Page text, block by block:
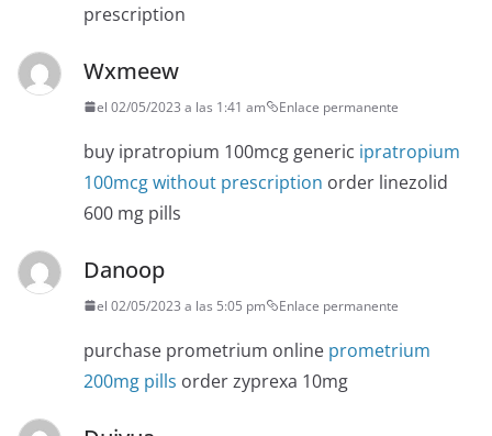
prescription
Wxmeew
el 02/05/2023 a las 1:41 am Enlace permanente
buy ipratropium 100mcg generic ipratropium
100mcg without prescription order linezolid
600 mg pills
Danoop
el 02/05/2023 a las 5:05 pm Enlace permanente
purchase prometrium online prometrium
200mg pills order zyprexa 10mg